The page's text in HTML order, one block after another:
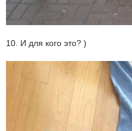
10. И для кого это? )